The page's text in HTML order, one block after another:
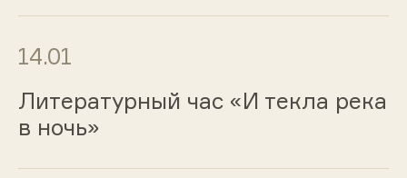
14.01
Литературный час «И текла река
в ночь»